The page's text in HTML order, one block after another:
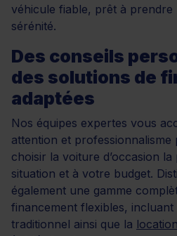
véhicule fiable, prêt à
sérénité.
Des conseils
des solutions de
adaptées
Nos équipes expertes vous
attention et professionnalisme
choisir la voiture d’occasion
situation et à votre budget.
également une gamme
financement flexibles, incluant
traditionnel ainsi que la